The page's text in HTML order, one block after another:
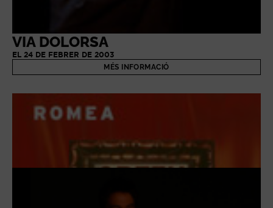
VIA DOLORSA
EL 24 DE FEBRER DE 2003
MÉS INFORMACIÓ